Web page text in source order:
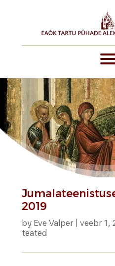
2019
by Eve Valper veebr 1,
teated